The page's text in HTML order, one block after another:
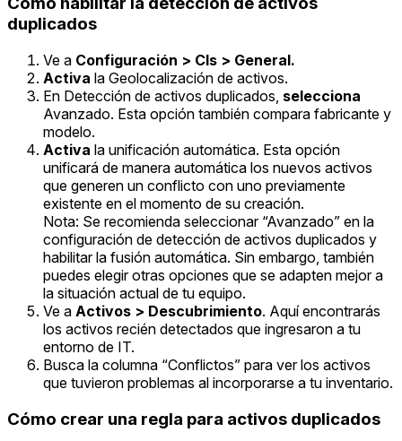
duplicados
Ve a Configuración > CIs > General.
Activa la Geolocalización de activos.
En Detección de activos duplicados, selecciona
Avanzado. Esta opción también compara fabricante y
modelo.
Activa la unificación automática. Esta opción
unificará de manera automática los nuevos activos
que generen un conflicto con uno previamente
existente en el momento de su creación.
Nota: Se recomienda seleccionar “Avanzado” en la
configuración de detección de activos duplicados y
habilitar la fusión automática. Sin embargo, también
puedes elegir otras opciones que se adapten mejor a
la situación actual de tu equipo.
Ve a Activos > Descubrimiento. Aquí encontrarás
los activos recién detectados que ingresaron a tu
entorno de IT.
Busca la columna “Conflictos” para ver los activos
que tuvieron problemas al incorporarse a tu inventario.
Cómo crear una regla para activos duplicados